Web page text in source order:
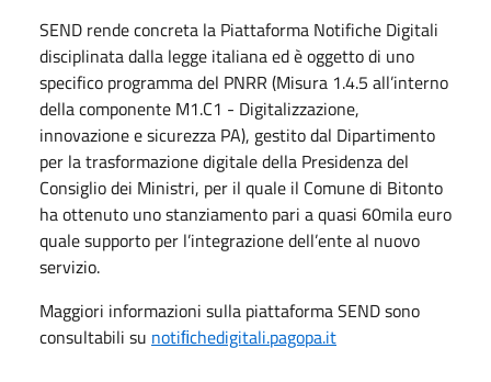
SEND rende concreta la Piattaforma Notifiche Digitali
disciplinata dalla legge italiana ed è oggetto di uno
specifico programma del PNRR (Misura 1.4.5 all’interno
della componente M1.C1 - Digitalizzazione,
innovazione e sicurezza PA), gestito dal Dipartimento
per la trasformazione digitale della Presidenza del
Consiglio dei Ministri, per il quale il Comune di Bitonto
ha ottenuto uno stanziamento pari a quasi 60mila euro
quale supporto per l’integrazione dell’ente al nuovo
servizio.
Maggiori informazioni sulla piattaforma SEND sono
consultabili su notiﬁchedigitali.pagopa.it